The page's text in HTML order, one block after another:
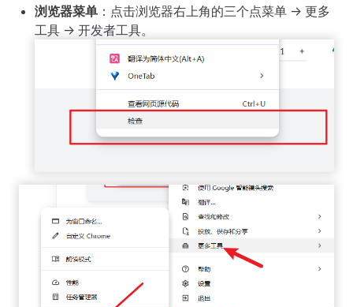
浏览器菜单 ：点击浏览器右上角的三个点菜单 -> 更多
工具 -> 开发者工具。